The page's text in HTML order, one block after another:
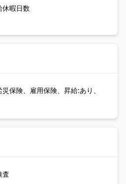
休暇日数
保険、雇用保険、昇給:あり、
査